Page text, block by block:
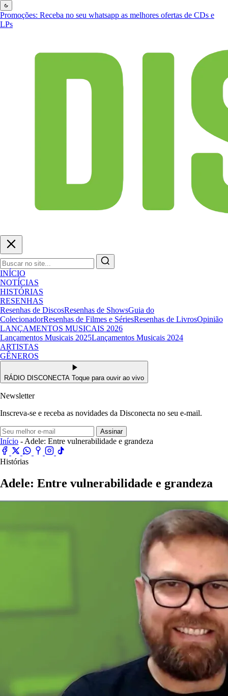
Promoções: Receba no seu whatsapp as melhores ofertas de CDs e
LPs
INÍCIO
NOTÍCIAS
HISTÓRIAS
RESENHAS
Resenhas de DiscosResenhas de ShowsGuia do
ColecionadorResenhas de Filmes e SériesResenhas de LivrosOpinião
LANÇAMENTOS MUSICAIS 2026
Lançamentos Musicais 2025Lançamentos Musicais 2024
ARTISTAS
GÊNEROS
RÁDIO DISCONECTA Toque para ouvir ao vivo
Newsletter
Inscreva-se e receba as novidades da Disconecta no seu e-mail.
Assinar
Início - Adele: Entre vulnerabilidade e grandeza
Histórias
Adele: Entre vulnerabilidade e grandeza